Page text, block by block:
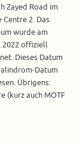
Zayed Road im
Centre 2. Das
wurde am
offiziell
Dieses Datum
Datum
Übrigens:
(kurz auch MOTF